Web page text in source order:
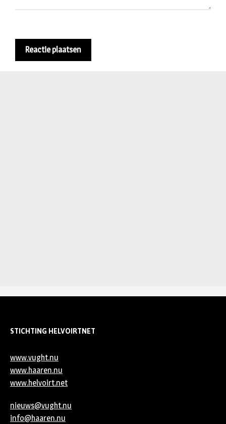
STICHTING HELVOIRTNET
www.vught.nu
www.haaren.nu
www.helvoirt.net
nieuws@vught.nu
info@haaren.nu